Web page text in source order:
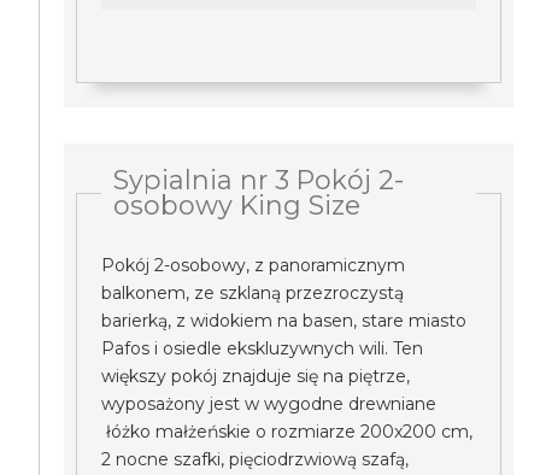
Sypialnia nr 3 Pokój 2-
osobowy King Size
Pokój 2-osobowy, z panoramicznym
balkonem, ze szklaną przezroczystą
barierką, z widokiem na basen, stare miasto
Pafos i osiedle ekskluzywnych wili. Ten
większy pokój znajduje się na piętrze,
wyposażony jest w wygodne drewniane
łóżko małżeńskie o rozmiarze 200x200 cm,
2 nocne szafki, pięciodrzwiową szafą,